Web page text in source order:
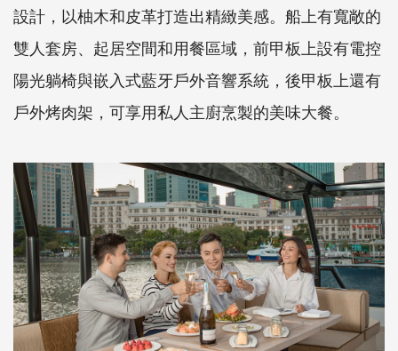
設計，以柚木和皮革打造出精緻美感。船上有寬敞的
雙人套房、起居空間和用餐區域，前甲板上設有電控
陽光躺椅與嵌入式藍牙戶外音響系統，後甲板上還有
戶外烤肉架，可享用私人主廚烹製的美味大餐。